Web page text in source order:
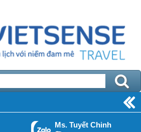
Ms. Tuyết Chinh